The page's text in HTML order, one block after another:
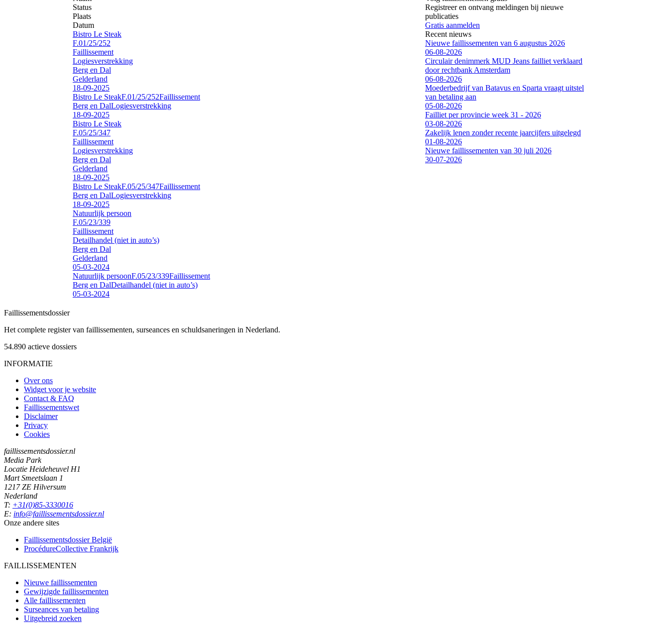
Status
Plaats
Datum
Bistro Le Steak
F.01/25/252
Faillissement
Logiesverstrekking
Berg en Dal
Gelderland
18-09-2025
Bistro Le SteakF.01/25/252Faillissement
Berg en DalLogiesverstrekking
18-09-2025
Bistro Le Steak
F.05/25/347
Faillissement
Logiesverstrekking
Berg en Dal
Gelderland
18-09-2025
Bistro Le SteakF.05/25/347Faillissement
Berg en DalLogiesverstrekking
18-09-2025
Natuurlijk persoon
F.05/23/339
Faillissement
Detailhandel (niet in auto’s)
Berg en Dal
Gelderland
05-03-2024
Natuurlijk persoonF.05/23/339Faillissement
Berg en DalDetailhandel (niet in auto’s)
05-03-2024
Registreer en ontvang meldingen bij nieuwe
publicaties
Gratis aanmelden
Recent nieuws
Nieuwe faillissementen van 6 augustus 2026
06-08-2026
Circulair denimmerk MUD Jeans failliet verklaard
door rechtbank Amsterdam
06-08-2026
Moederbedrijf van Batavus en Sparta vraagt uitstel
van betaling aan
05-08-2026
Failliet per provincie week 31 - 2026
03-08-2026
Zakelijk lenen zonder recente jaarcijfers uitgelegd
01-08-2026
Nieuwe faillissementen van 30 juli 2026
30-07-2026
Faillissementsdossier
Het complete register van faillissementen, surseances en schuldsaneringen in Nederland.
54.890 actieve dossiers
INFORMATIE
Over ons
Widget voor je website
Contact & FAQ
Faillissementswet
Disclaimer
Privacy
Cookies
faillissementsdossier.nl
Media Park
Locatie Heideheuvel H1
Mart Smeetslaan 1
1217 ZE Hilversum
Nederland
T: +31(0)85-3330016
E: info@faillissementsdossier.nl
Onze andere sites
Faillissementsdossier België
ProcédureCollective Frankrijk
FAILLISSEMENTEN
Nieuwe faillissementen
Gewijzigde faillissementen
Alle faillissementen
Surseances van betaling
Uitgebreid zoeken